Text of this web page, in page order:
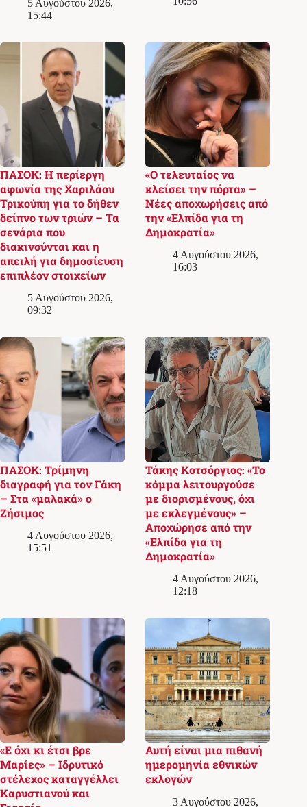
5 Αυγούστου 2026,
15:44
ΠΑΣΟΚ: Η περίεργη
αφωνία της Χαριλάου
Τρικούπη για το δήθεν
δείπνο των τριών – Τα
σενάρια που
διακινούνται και η
απειλή για δημοσίευση
επιπλέον στοιχείων
5 Αυγούστου 2026,
09:32
«Ο τελευταίος να
κλείσει την πόρτα» –
Νέες αποχωρήσεις από
την «Ελπίδα για τη
Δημοκρατία»
4 Αυγούστου 2026,
16:03
ΠΑΣΟΚ: Τρίμηνη
διαγραφή για τον Γάκη
– Στα «μαλακά» ο
Ζήσιμος
4 Αυγούστου 2026,
15:51
Τάκης Κοτσόργιος: «Το
κόμμα λειτουργούσε
με διορισμένους, όχι
με εκλεγμένους» –
Αποχώρησε από την
«Ελπίδα για τη
Δημοκρατία»
4 Αυγούστου 2026,
12:18
«Ε όχι κι έτσι βρε
Μαρίες» – Ιδρυτικό
στέλεχος καταγγέλλει
Καρυστιανού και
Αυτή είναι μια πιθανή
ημερομηνία εθνικών
εκλογών
3 Αυγούστου 2026,